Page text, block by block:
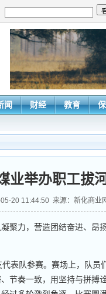
闻 财经 教育
业举办职工拔
20 11:44:50 来源：新化商业
力，营造团结奋进、昂
队参赛。赛场上，队员
节奏一致，用坚持与拼搏